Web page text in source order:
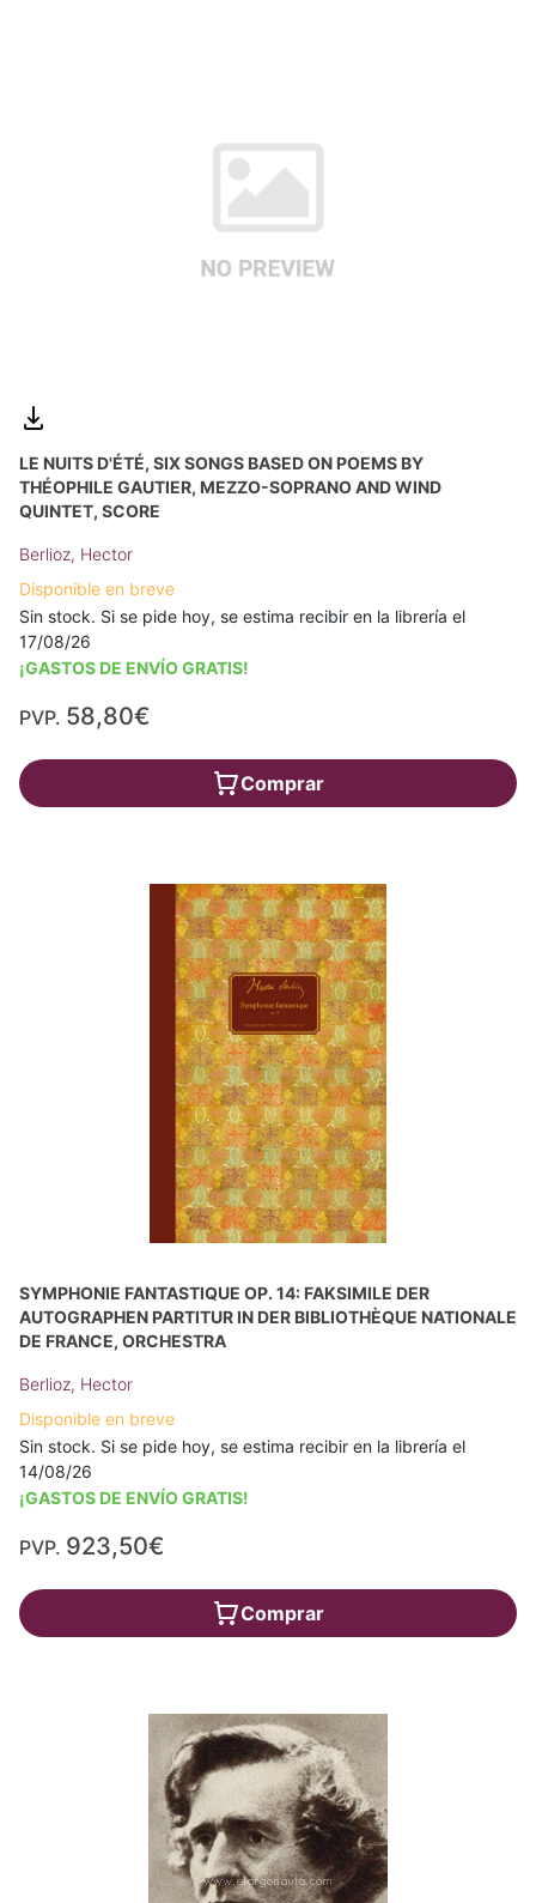
LE NUITS D'ÉTÉ, SIX SONGS BASED ON POEMS BY
THÉOPHILE GAUTIER, MEZZO-SOPRANO AND WIND
QUINTET, SCORE
Berlioz, Hector
Disponible en breve
Sin stock. Si se pide hoy, se estima recibir en la librería el
17/08/26
¡GASTOS DE ENVÍO GRATIS!
PVP. 58,80€
Comprar
SYMPHONIE FANTASTIQUE OP. 14: FAKSIMILE DER
AUTOGRAPHEN PARTITUR IN DER BIBLIOTHÈQUE NATIONALE
DE FRANCE, ORCHESTRA
Berlioz, Hector
Disponible en breve
Sin stock. Si se pide hoy, se estima recibir en la librería el
14/08/26
¡GASTOS DE ENVÍO GRATIS!
PVP. 923,50€
Comprar